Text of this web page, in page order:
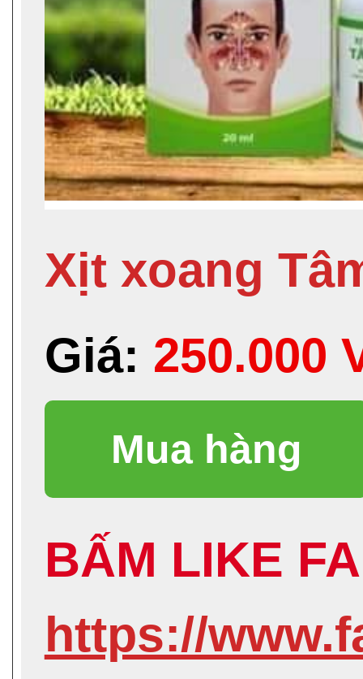
Xịt xoang
Giá: 250.000
BẤM LIKE
https://